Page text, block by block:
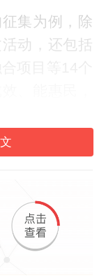
集为例，除
动，还包括
以优质主体
内省外，无
，还是工作
“揭榜”。可
是深化公共
务实之举，